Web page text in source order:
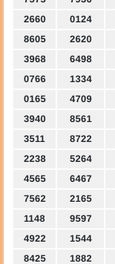
2660
0124
8605
2620
3968
6498
0766
1334
0165
4709
3940
8561
3511
8722
2238
5264
4565
6467
7562
2165
1148
9597
4922
1544
8425
1882